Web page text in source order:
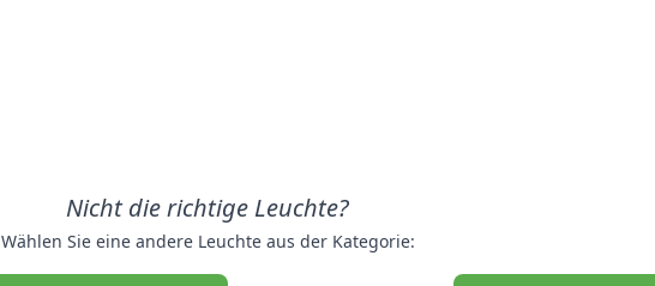
Nicht die richtige Leuchte?
Wählen Sie eine andere Leuchte aus der Kategorie: